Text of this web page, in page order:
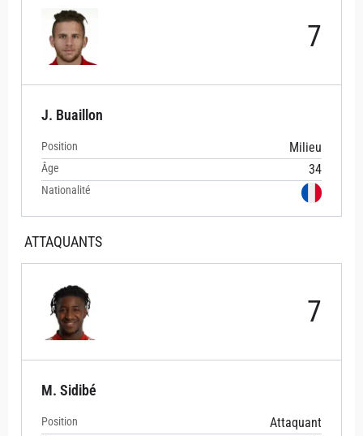
7
J. Buaillon
Position Milieu
Âge 34
Nationalité
ATTAQUANTS
7
M. Sidibé
Position Attaquant